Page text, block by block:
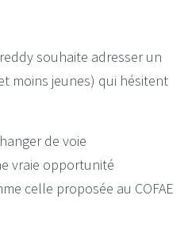
souhaite adresser un
moins jeunes) qui hésitent
de voie
vraie opportunité
celle proposée au COFAE